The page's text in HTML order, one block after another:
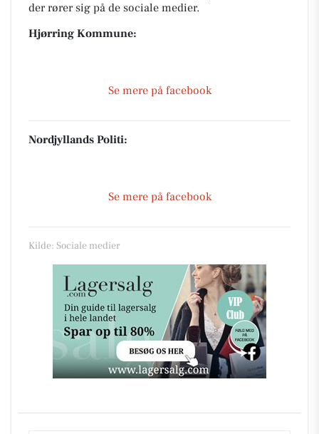
der rører sig på de sociale medier.
Hjørring Kommune:
Se mere på facebook
Nordjyllands Politi:
Se mere på facebook
Kilde: Sociale medier